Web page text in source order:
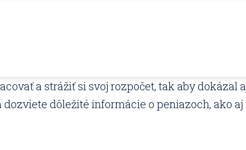
a strážiť si svoj rozpočet, tak aby dokázal
dôležité informácie o peniazoch, ako aj